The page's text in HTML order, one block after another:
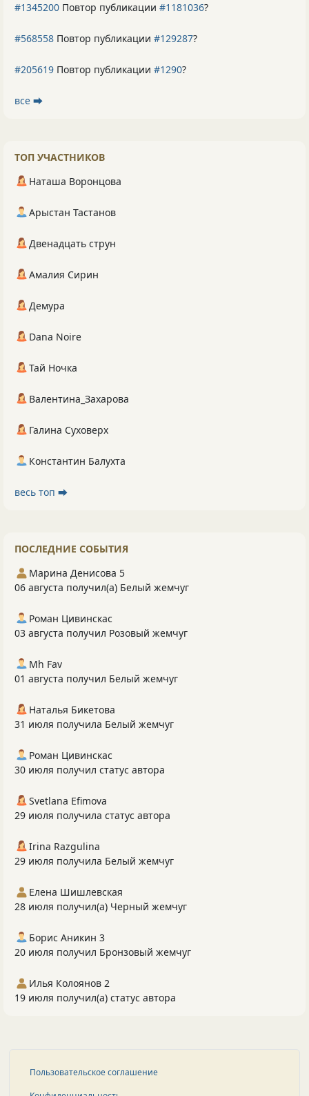
#1345200 Повтор публикации #1181036?
#568558 Повтор публикации #129287?
#205619 Повтор публикации #1290?
все ⮕
ТОП УЧАСТНИКОВ
Наташа Воронцова
Арыстан Тастанов
Двенадцать струн
Амалия Сирин
Демура
Dana Noire
Тай Ночка
Валентина_Захарова
Галина Суховерх
Константин Балухта
весь топ ⮕
ПОСЛЕДНИЕ СОБЫТИЯ
Марина Денисова 5
06 августа получил(а) Белый жемчуг
Роман Цивинскас
03 августа получил Розовый жемчуг
Mh Fav
01 августа получил Белый жемчуг
Наталья Бикетова
31 июля получила Белый жемчуг
Роман Цивинскас
30 июля получил статус автора
Svetlana Efimova
29 июля получила статус автора
Irina Razgulina
29 июля получила Белый жемчуг
Елена Шишлевская
28 июля получил(а) Черный жемчуг
Борис Аникин 3
20 июля получил Бронзовый жемчуг
Илья Колоянов 2
19 июля получил(а) статус автора
Пользовательское соглашение